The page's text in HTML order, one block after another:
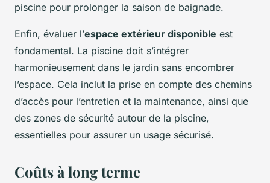
piscine pour prolonger la saison de baignade.
Enfin, évaluer l’espace extérieur disponible est
fondamental. La piscine doit s’intégrer
harmonieusement dans le jardin sans encombrer
l’espace. Cela inclut la prise en compte des chemins
d’accès pour l’entretien et la maintenance, ainsi que
des zones de sécurité autour de la piscine,
essentielles pour assurer un usage sécurisé.
Coûts à long terme